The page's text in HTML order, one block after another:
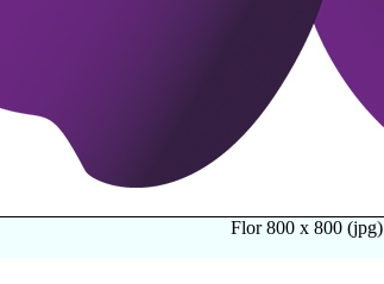
Flor 800 x 800 (jpg)